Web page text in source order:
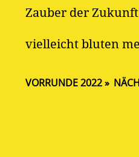
Zauber der
vielleicht bluten
VORRUNDE 2022